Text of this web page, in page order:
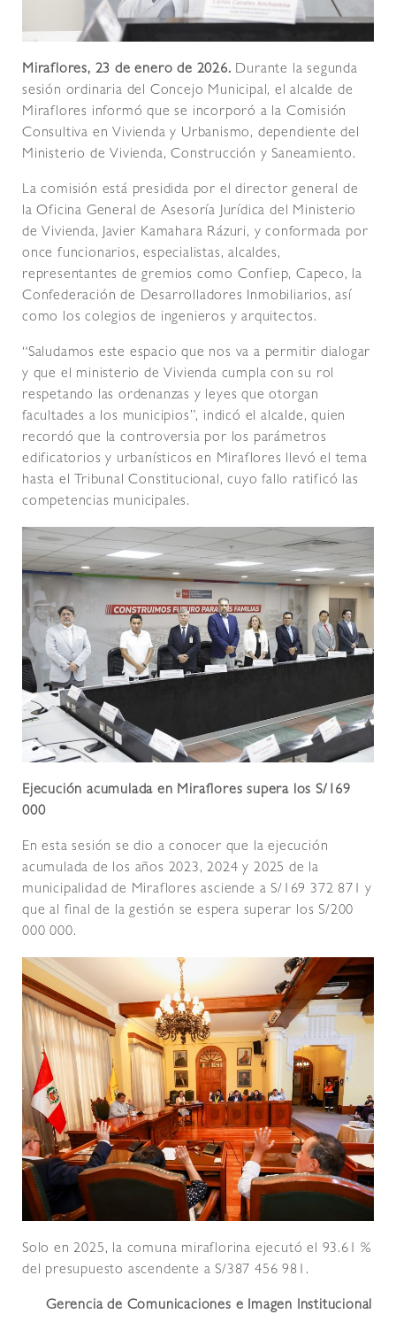
Miraflores, 23 de enero de 2026. Durante la segunda
sesión ordinaria del Concejo Municipal, el alcalde de
Miraflores informó que se incorporó a la Comisión
Consultiva en Vivienda y Urbanismo, dependiente del
Ministerio de Vivienda, Construcción y Saneamiento.
La comisión está presidida por el director general de
la Oficina General de Asesoría Jurídica del Ministerio
de Vivienda, Javier Kamahara Rázuri, y conformada por
once funcionarios, especialistas, alcaldes,
representantes de gremios como Confiep, Capeco, la
Confederación de Desarrolladores Inmobiliarios, así
como los colegios de ingenieros y arquitectos.
“Saludamos este espacio que nos va a permitir dialogar
y que el ministerio de Vivienda cumpla con su rol
respetando las ordenanzas y leyes que otorgan
facultades a los municipios”, indicó el alcalde, quien
recordó que la controversia por los parámetros
edificatorios y urbanísticos en Miraflores llevó el tema
hasta el Tribunal Constitucional, cuyo fallo ratificó las
competencias municipales.
Ejecución acumulada en Miraflores supera los S/169
000
En esta sesión se dio a conocer que la ejecución
acumulada de los años 2023, 2024 y 2025 de la
municipalidad de Miraflores asciende a S/169 372 871 y
que al final de la gestión se espera superar los S/200
000 000.
Solo en 2025, la comuna miraflorina ejecutó el 93.61 %
del presupuesto ascendente a S/387 456 981.
Gerencia de Comunicaciones e Imagen Institucional